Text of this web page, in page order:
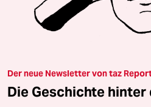
Der neue Newsletter von taz
Die Geschichte hinter